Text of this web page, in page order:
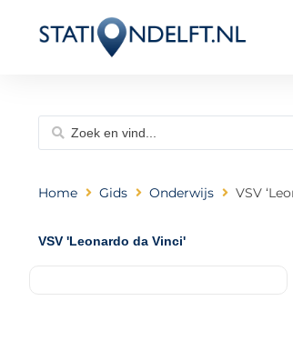
Home Gids Onderwijs VSV
VSV 'Leonardo da Vinci'